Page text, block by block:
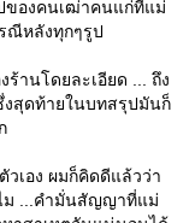
ของคนเฒ่าคนแก่ที่แม่
ณีหลังทุกๆรูป
านโดยละเอียด ... ถึง
งสุดท้ายในบทสรุปมันก็
วเอง ผมก็คิดดีแล้วว่า
ม ...คำมั่นสัญญาที่แม่